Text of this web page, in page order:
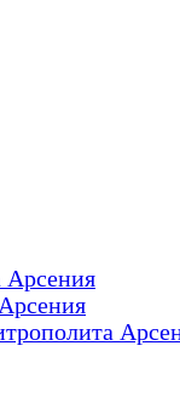
Арсения